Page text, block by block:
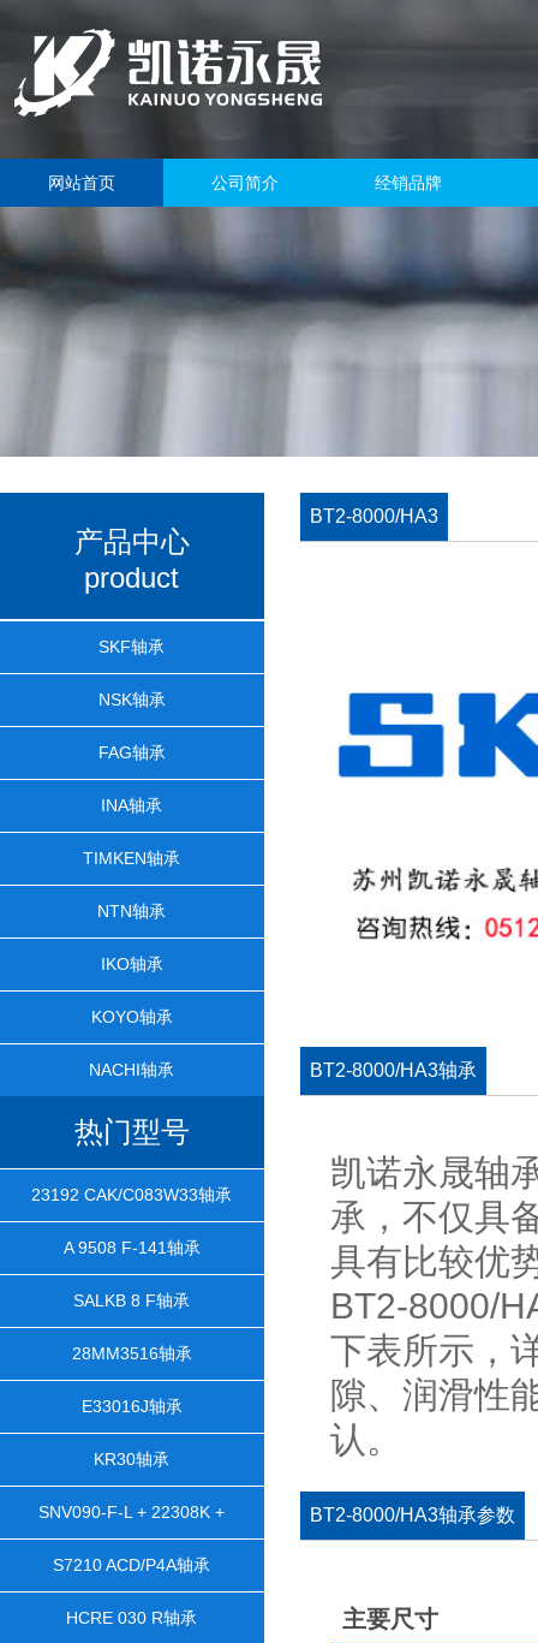
网站首页 公司简介 经销品牌
产品中心
product
SKF轴承
NSK轴承
FAG轴承
INA轴承
TIMKEN轴承
NTN轴承
IKO轴承
KOYO轴承
NACHI轴承
热门型号
23192 CAK/C083W33轴承
A 9508 F-141轴承
SALKB 8 F轴承
28MM3516轴承
E33016J轴承
KR30轴承
SNV090-F-L + 22308K +
H2308X106 + TCV608轴承
S7210 ACD/P4A轴承
HCRE 030 R轴承
BT2-8000/HA3
BT2-8000/HA3轴承
凯诺永晟轴
承，不仅具
具有比较优
BT2-8000/
下表所示，
隙、润滑性
认。
BT2-8000/HA3轴承参数
主要尺寸